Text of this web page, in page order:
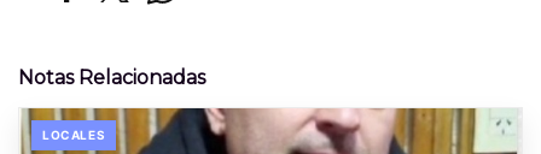
Notas Relacionadas
LOCALES